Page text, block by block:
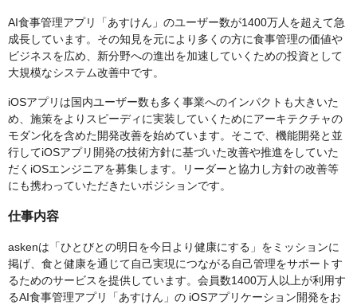
AI食事管理アプリ「あすけん」のユーザー数が1400万人を超えて急
成長しています。その知見を元により多くの方に食事管理の価値や
ビジネスを広め、新分野への進出を加速していくための投資として
大規模なシステム改善中です。
iOSアプリは国内ユーザー数も多く事業へのインパクトも大きいた
め、施策をよりスピーディに実装していくためにアーキテクチャの
モダン化を含めた開発改善を始めています。そこで、機能開発と並
行してiOSアプリ開発の技術方針に基づいた改善や推進をしていた
だくiOSエンジニアを募集します。リーダーと協力し方針の改善等
にも携わっていただきたいポジションです。
仕事内容
askenは「ひとびとの明日を今日より健康にする」をミッションに
掲げ、食と健康を通じて自己実現につながる自己管理をサポートす
るためのサービスを提供しています。会員数1400万人以上が利用す
るAI食事管理アプリ「あすけん」の iOSアプリケーション開発をお